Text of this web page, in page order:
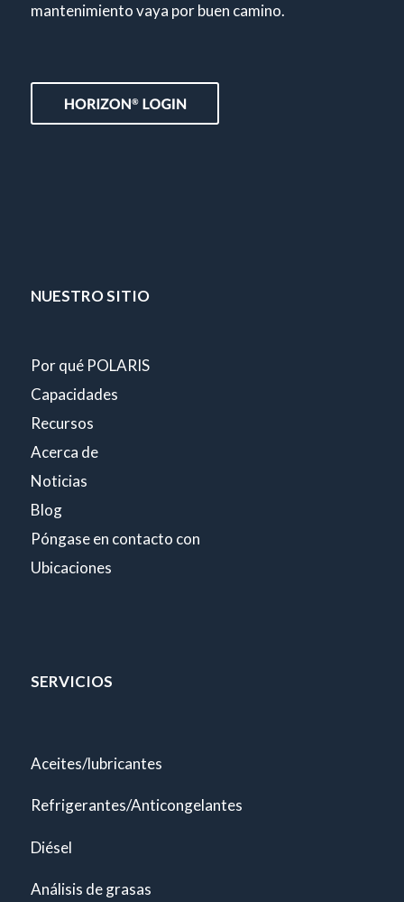
mantenimiento vaya por buen camino.
NUESTRO SITIO
Por qué POLARIS
Capacidades
Recursos
Acerca de
Noticias
Blog
Póngase en contacto con
Ubicaciones
SERVICIOS
Aceites/lubricantes
Refrigerantes/Anticongelantes
Diésel
Análisis de grasas